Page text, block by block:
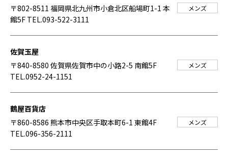
〒802-8511 福岡県北九州市小倉北区船場町1-1 本
館5F TEL.093-522-3111
メンズ
佐賀玉屋
〒840-8580 佐賀県佐賀市中の小路2-5 南館5F
TEL.0952-24-1151
メンズ
鶴屋百貨店
〒860-8586 熊本市中央区手取本町6-1 東館4F
TEL.096-356-2111
メンズ